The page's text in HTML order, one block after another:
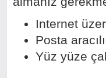
Internet
Posta
Yüz yüze